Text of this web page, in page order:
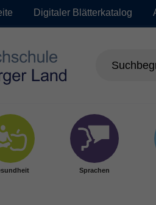
Digitaler Blätterkatalog
Sprachen